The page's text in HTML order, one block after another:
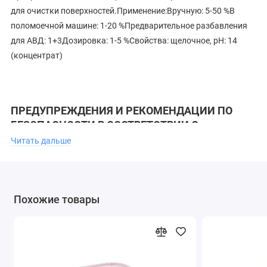
для очистки поверхностей.Применение:Вручную: 5-50 %В
поломоечной машине: 1-20 %Предварительное разбавления
для АВД: 1+3Дозировка: 1-5 %Свойства: щелочное, рН: 14
(концентрат)
ПРЕДУПРЕЖДЕНИЯ И РЕКОМЕНДАЦИИ ПО
БЕЗОПАСНОСТИ В СООТВЕТСТВИИ С
ДИРЕКТИВАМИ ЕС
H314 Вызывает серьезные ожоги кожи и повреждения глаз
одеждой/ средствами защиты глаз/лица.
Читать дальше
Похожие товары